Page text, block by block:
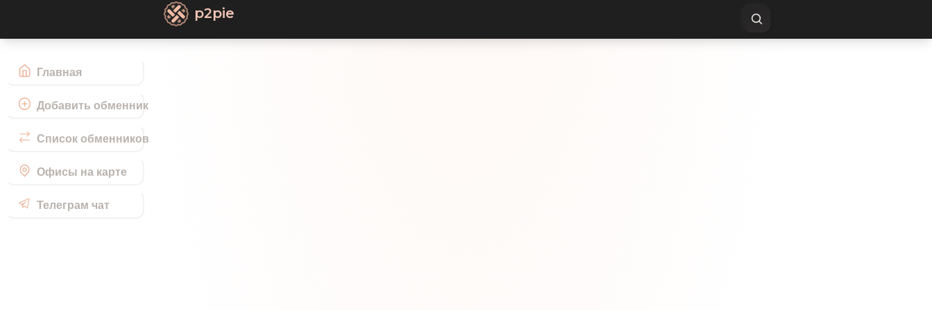
Главная
Добавить обменник
Список обменников
Офисы на карте
Телеграм чат
p2pie